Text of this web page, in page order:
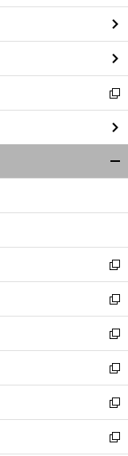
ン
ド
ウ
で
開
く
新
し
い
ウ
ィ
ン
ウ
開
く
新
し
い
ウ
ィ
ン
ド
ウ
で
開
く
新
し
い
ウ
ィ
ン
ド
ウ
で
新
し
い
ウ
ィ
ン
ド
新
し
い
ウ
ィ
新
し
い
新